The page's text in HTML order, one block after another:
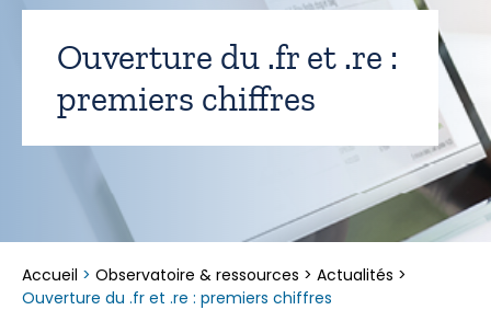
Ouverture du .fr et .re :
premiers chiffres
Accueil > Observatoire & ressources > Actualités >
Ouverture du .fr et .re : premiers chiffres